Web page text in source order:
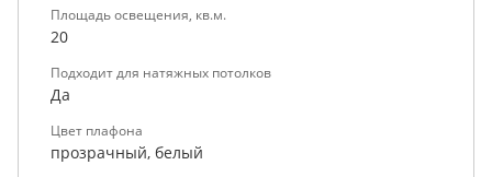
Площадь освещения, кв.м.
20
Подходит для натяжных потолков
Да
Цвет плафона
прозрачный, белый